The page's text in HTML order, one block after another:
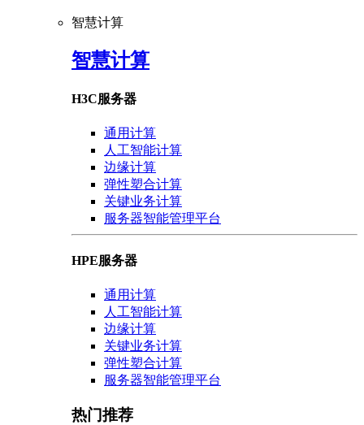
智慧计算
智慧计算
H3C服务器
通用计算
人工智能计算
边缘计算
弹性塑合计算
关键业务计算
服务器智能管理平台
HPE服务器
通用计算
人工智能计算
边缘计算
关键业务计算
弹性塑合计算
服务器智能管理平台
热门推荐